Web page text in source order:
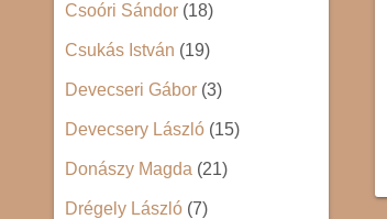
Csoóri Sándor (18)
Csukás István (19)
Devecseri Gábor (3)
Devecsery László (15)
Donászy Magda (21)
Drégely László (7)